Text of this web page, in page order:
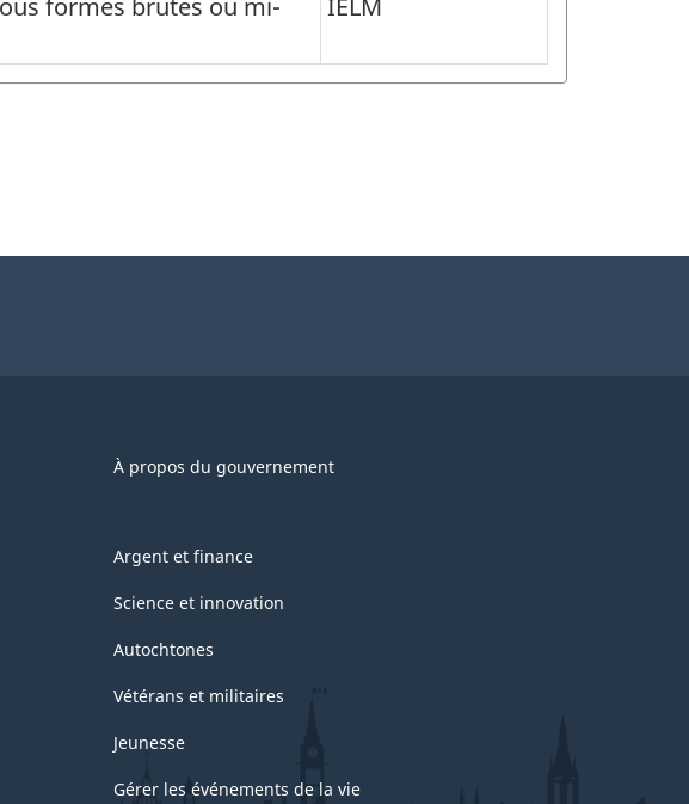
À propos du gouvernement
Argent et finance
Science et innovation
Autochtones
Vétérans et militaires
Jeunesse
Gérer les événements de la vie